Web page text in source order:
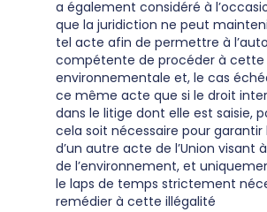
a également considéré à
que la juridiction ne peut
tel acte afin de permettre à
compétente de procéder à cette
environnementale et, le cas
ce même acte que si le droit
dans le litige dont elle est saisie,
cela soit nécessaire pour garantir
d’un autre acte de l’Union visant
de l’environnement, et
le laps de temps strictement
remédier à cette illégalité